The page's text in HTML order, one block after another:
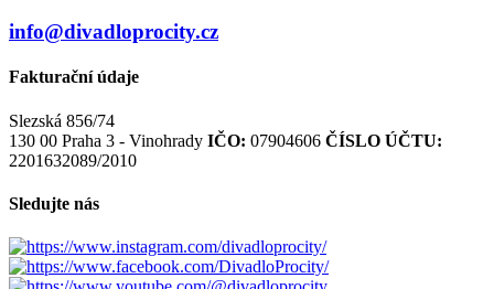
info@divadloprocity.cz
Fakturační údaje
Slezská 856/74
130 00 Praha 3 - Vinohrady IČO: 07904606 ČÍSLO ÚČTU:
2201632089/2010
Sledujte nás